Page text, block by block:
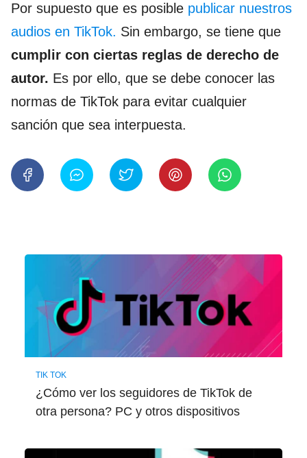
Por supuesto que es posible publicar nuestros
audios en TikTok. Sin embargo, se tiene que
cumplir con ciertas reglas de derecho de
autor. Es por ello, que se debe conocer las
normas de TikTok para evitar cualquier
sanción que sea interpuesta.
TIK TOK
¿Cómo ver los seguidores de TikTok de
otra persona? PC y otros dispositivos